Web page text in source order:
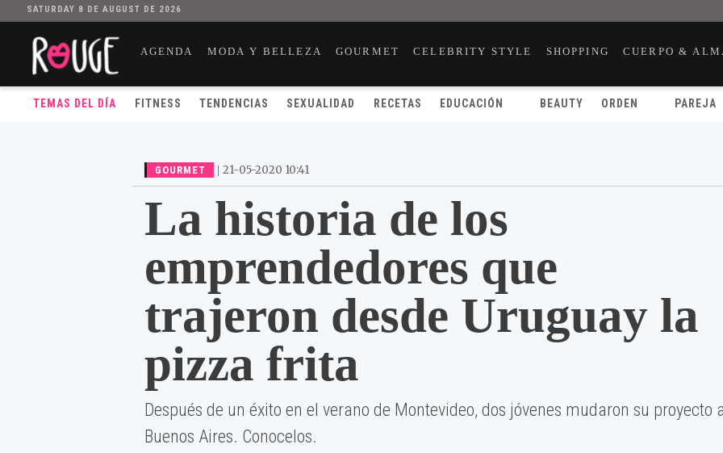
SATURDAY 8 DE AUGUST DE 2026
AGENDA MODA Y BELLEZA GOURMET CELEBRITY STYLE SHOPPING CUERPO &
TEMAS DEL DÍA FITNESS TENDENCIAS SEXUALIDAD RECETAS EDUCACIÓN BEAUTY ORDEN PAREJA
GOURMET | 21-05-2020 10:41
La historia de los
emprendedores que
trajeron desde Uruguay la
pizza frita
Después de un éxito en el verano de Montevideo, dos jóvenes mudaron su proyecto
Buenos Aires. Conocelos.